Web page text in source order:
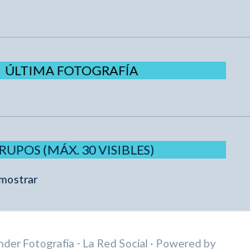
ÚLTIMA FOTOGRAFÍA
(MÁX. 30 VISIBLES)
Fotografía - La Red Social · Powered by